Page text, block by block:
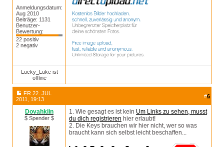
Anmeldungsdatum:
Aug 2010
Beiträge: 1131
Benutzer-
Bewertung:
22 positiv
2 negativ
Lucky_Luke ist
offline
FR 22. JUL
2011, 19:13
#6
Dovahkiin
$ Spender $
1. Wie gesagt es ist kein Um Links zu sehen, musst
du dich registrieren hier erlaubt!
2. Die Keys brauchen wir hier nicht, wer so was
braucht kann sich selbst leicht beschaffen...